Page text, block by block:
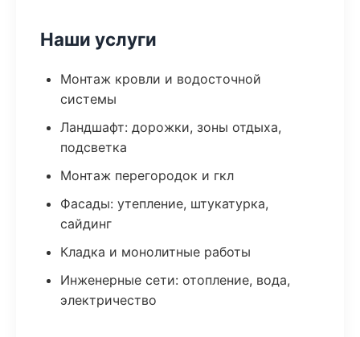
Наши услуги
Монтаж кровли и водосточной
системы
Ландшафт: дорожки, зоны отдыха,
подсветка
Монтаж перегородок и гкл
Фасады: утепление, штукатурка,
сайдинг
Кладка и монолитные работы
Инженерные сети: отопление, вода,
электричество